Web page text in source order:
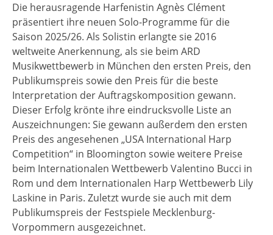
Die herausragende Harfenistin Agnès Clément
präsentiert ihre neuen Solo-Programme für die
Saison 2025/26. Als Solistin erlangte sie 2016
weltweite Anerkennung, als sie beim ARD
Musikwettbewerb in München den ersten Preis, den
Publikumspreis sowie den Preis für die beste
Interpretation der Auftragskomposition gewann.
Dieser Erfolg krönte ihre eindrucksvolle Liste an
Auszeichnungen: Sie gewann außerdem den ersten
Preis des angesehenen „USA International Harp
Competition“ in Bloomington sowie weitere Preise
beim Internationalen Wettbewerb Valentino Bucci in
Rom und dem Internationalen Harp Wettbewerb Lily
Laskine in Paris. Zuletzt wurde sie auch mit dem
Publikumspreis der Festspiele Mecklenburg-
Vorpommern ausgezeichnet.